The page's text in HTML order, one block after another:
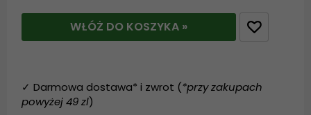
WŁÓŻ DO KOSZYKA »
✓ Darmowa dostawa* i zwrot (*przy zakupach
powyżej 49 zl)